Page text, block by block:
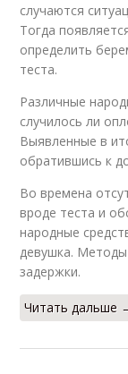
случаются
Тогда
определить
теста.
Различные
случилось ли
Выявленные в
обратившись к
Во времена
вроде теста и
народные
девушка.
задержки.
Читать дальше